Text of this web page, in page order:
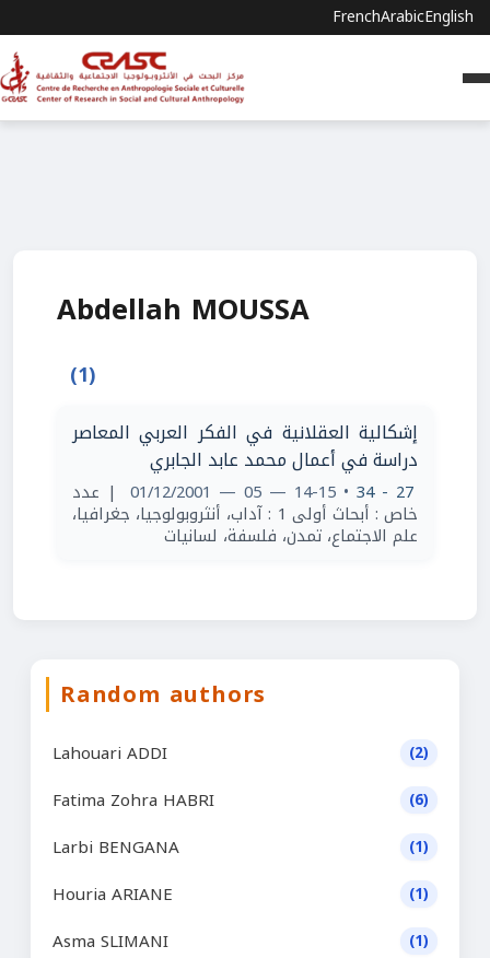
FrenchArabicEnglish
Abdellah MOUSSA
(1)
إشكالية العقلانية في الفكر العربي المعاصر
دراسة في أعمال محمد عابد الجابري
27 - 34
• 14-15 — 05 — 01/12/2001 | عدد
خاص : أبحاث أولى 1 : آداب، أنثروبولوجيا، جغرافيا،
علم الاجتماع، تمدن، فلسفة، لسانيات
Random authors
Lahouari ADDI (2)
Fatima Zohra HABRI (6)
Larbi BENGANA (1)
Houria ARIANE (1)
Asma SLIMANI (1)